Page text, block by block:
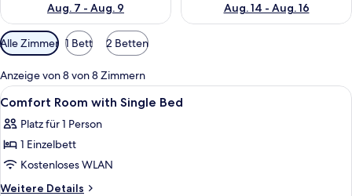
Aug. 7 - Aug. 9
Aug. 14 - Aug. 16
Verfügbare
Filter
für
Zimmer
Alle Zimmer 1 Bett 2 Betten
Anzeige von 8 von 8 Zimmern
Alle
Fotos
für
Comfort
Room
with
Ein Einzelbett mit rotem Kopfteil,
2
Comfort Room with Single Bed
Platz für 1 Person
1 Einzelbett
Kostenloses WLAN
Weitere Details
Weitere